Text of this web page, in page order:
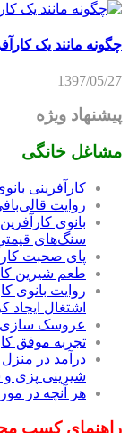
چگونه مانند یک
1397/05/27
پیشنهاد ویژه
مشاغل خانگی
کارآفرینی
روایت
بانوی
سنگ‌های
پای صحبت
طعم شیرین
اشتغال ایجاد
عروسک سازی و
تجربه موفق
درآمد در
شیرینی پزی
هر آنچه در
راهنمای کسب